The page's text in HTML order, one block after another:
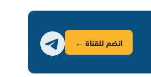
انضم للقناة ←